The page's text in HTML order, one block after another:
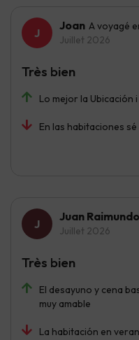
Joan A voyagé
Juillet 2026
Lo mejor la Ubicación
En las habitaciones
Très bien
Juan Raimundo
Juillet 2026
El desayuno y cena
muy amable
La habitación en
Très bien